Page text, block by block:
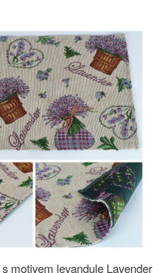
motivem levandule Lavender